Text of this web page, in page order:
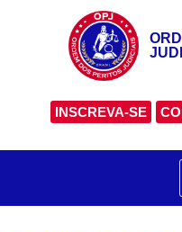
INSCREVA-SE